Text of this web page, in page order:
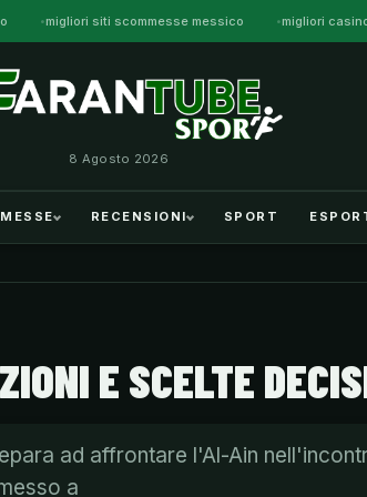
migliori siti scommesse messico migliori
8 Agosto 2026
RECENSIONI SPORT
E SCELTE
ad affrontare l'Al-Ain
a